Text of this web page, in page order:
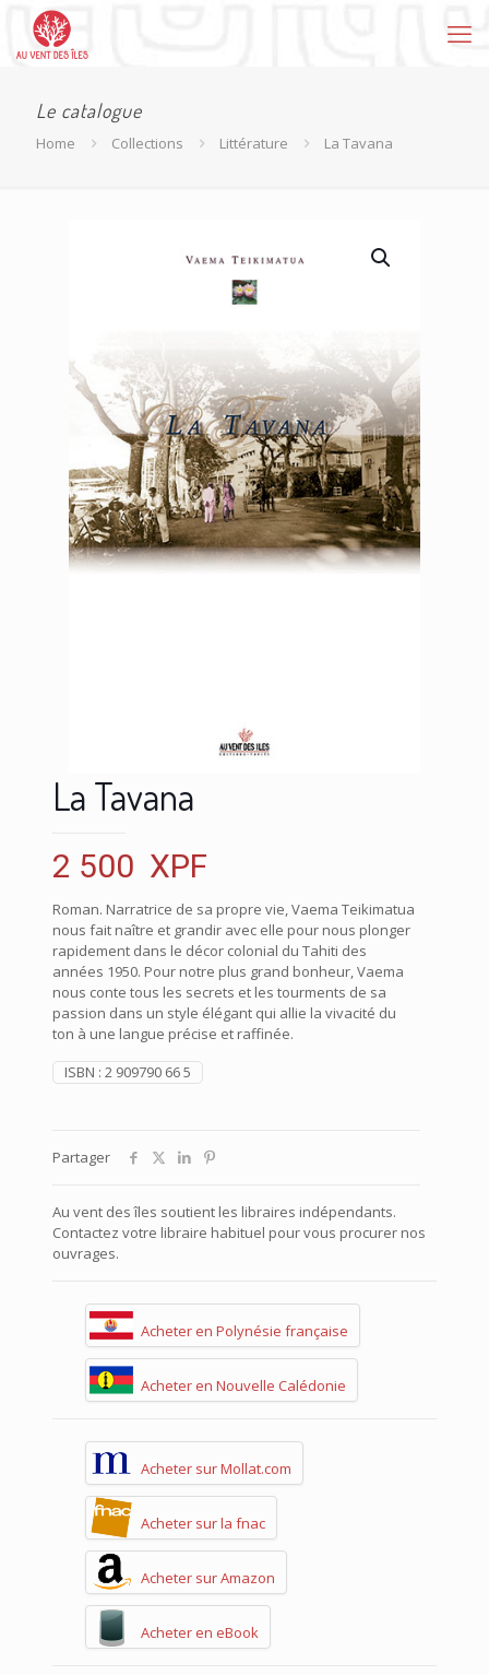
Le catalogue
Home Collections Littérature La Tavana
La Tavana
2 500 XPF
Roman. Narratrice de sa propre vie, Vaema Teikimatua
nous fait naître et grandir avec elle pour nous plonger
rapidement dans le décor colonial du Tahiti des
années 1950. Pour notre plus grand bonheur, Vaema
nous conte tous les secrets et les tourments de sa
passion dans un style élégant qui allie la vivacité du
ton à une langue précise et raffinée.
ISBN : 2 909790 66 5
Partager
Au vent des îles soutient les libraires indépendants.
Contactez votre libraire habituel pour vous procurer nos
ouvrages.
Acheter en Polynésie française
Acheter en Nouvelle Calédonie
Acheter sur Mollat.com
Acheter sur la fnac
Acheter sur Amazon
Acheter en eBook